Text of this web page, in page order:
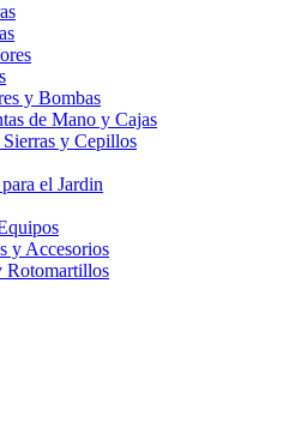
y Bombas
de Mano y Cajas
y Cepillos
el Jardin
y Accesorios
Rotomartillos